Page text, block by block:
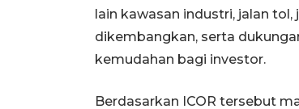
lain kawasan industri, jalan
dikembangkan, serta
kemudahan bagi investor.
Berdasarkan ICOR tersebut